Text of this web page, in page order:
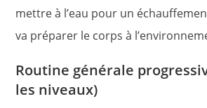
mettre à l’eau pour un
va préparer le corps à
Routine générale
les niveaux)